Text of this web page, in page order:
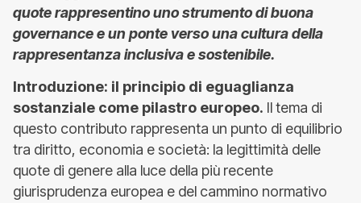
quote rappresentino uno strumento di buona
governancee un ponte verso una cultura della
rappresentanza inclusiva e sostenibile.
Introduzione: il principio di eguaglianza
sostanziale come pilastro europeo. Il tema di
questo contributo rappresenta un punto di equilibrio
tra diritto, economia e società: la legittimità delle
quote di genere alla luce della più recente
giurisprudenza europea e del cammino normativo